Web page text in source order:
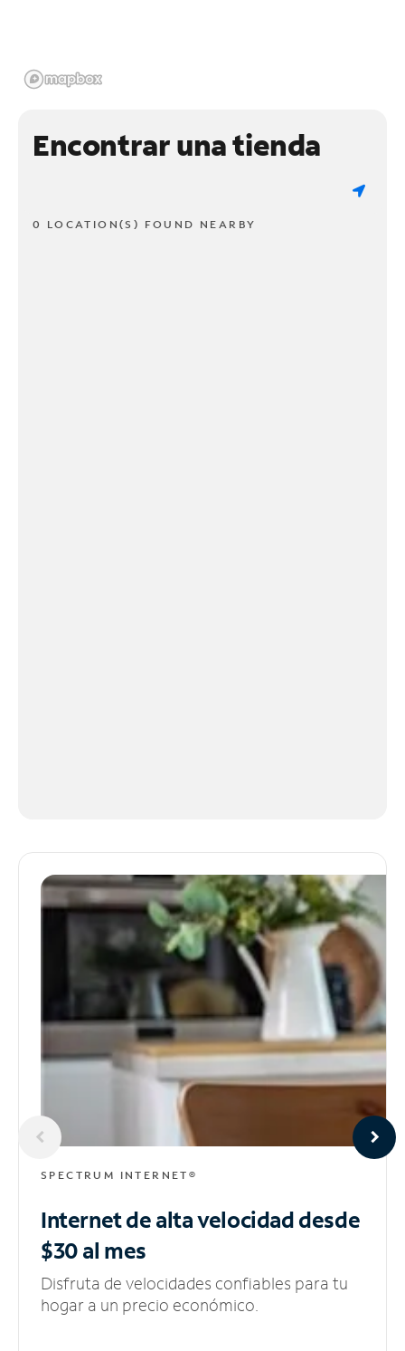
Encontrar una tienda
0 LOCATION(S) FOUND NEARBY
SPECTRUM INTERNET®
Internet de alta velocidaddesde
$30 al mes
Disfruta de velocidades confiables para tu
hogar a un precio económico.